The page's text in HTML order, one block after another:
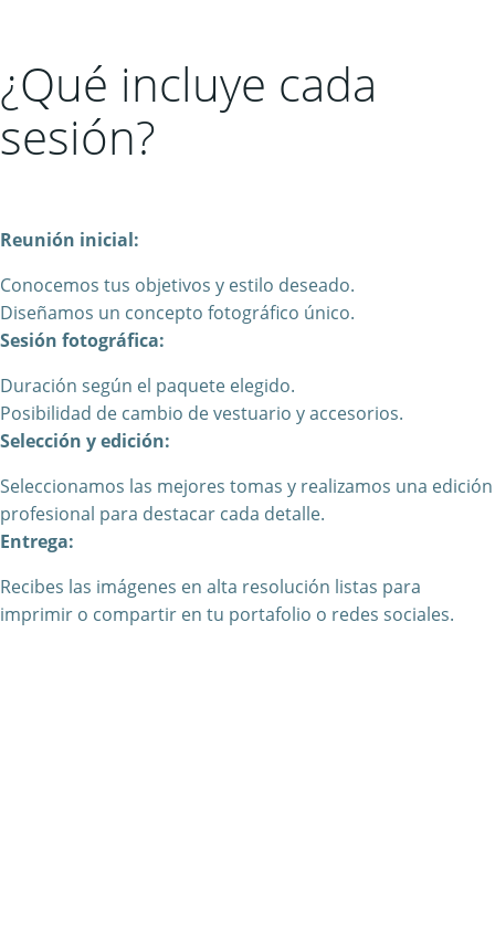
¿Qué incluye cada
sesión?
Reunión inicial:
Conocemos tus objetivos y estilo deseado.
Diseñamos un concepto fotográfico único.
Sesión fotográfica:
Duración según el paquete elegido.
Posibilidad de cambio de vestuario y accesorios.
Selección y edición:
Seleccionamos las mejores tomas y realizamos una edición
profesional para destacar cada detalle.
Entrega:
Recibes las imágenes en alta resolución listas para
imprimir o compartir en tu portafolio o redes sociales.